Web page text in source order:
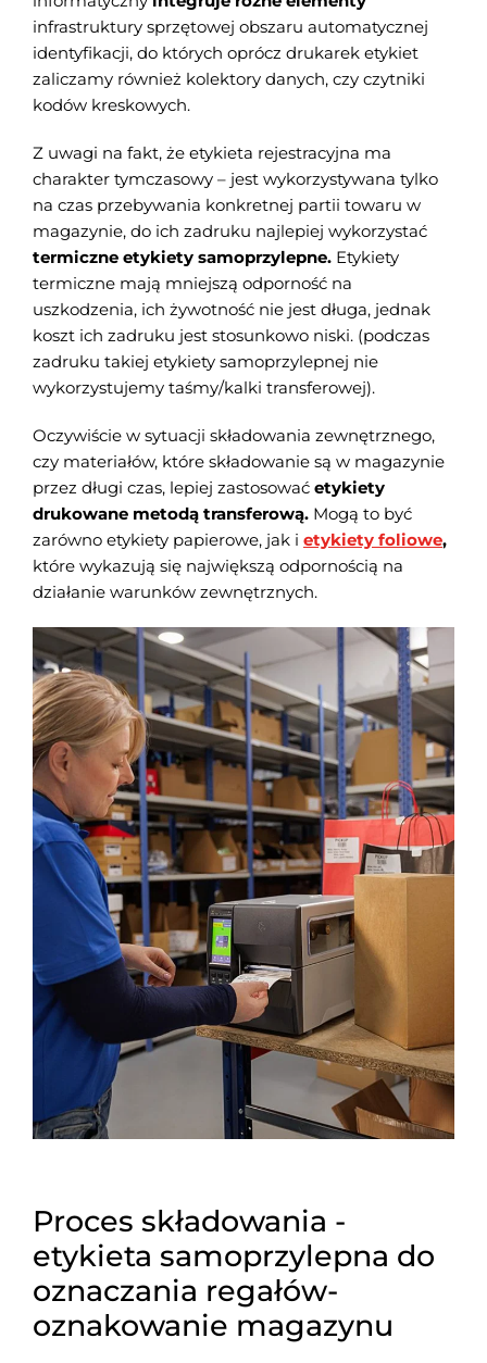
infrastruktury sprzętowej obszaru automatycznej
identyfikacji, do których oprócz drukarek etykiet
zaliczamy również kolektory danych, czy czytniki
kodów kreskowych.
Z uwagi na fakt, że etykieta rejestracyjna ma
charakter tymczasowy – jest wykorzystywana tylko
na czas przebywania konkretnej partii towaru w
magazynie, do ich zadruku najlepiej wykorzystać
termiczne etykiety samoprzylepne. Etykiety
termiczne mają mniejszą odporność na
uszkodzenia, ich żywotność nie jest długa, jednak
koszt ich zadruku jest stosunkowo niski. (podczas
zadruku takiej etykiety samoprzylepnej nie
wykorzystujemy taśmy/kalki transferowej).
Oczywiście w sytuacji składowania zewnętrznego,
czy materiałów, które składowanie są w magazynie
przez długi czas, lepiej zastosować etykiety
drukowane metodą transferową. Mogą to być
zarówno etykiety papierowe, jak i etykiety foliowe,
które wykazują się największą odpornością na
działanie warunków zewnętrznych.
Proces składowania -
etykieta samoprzylepna do
oznaczania regałów-
oznakowanie magazynu